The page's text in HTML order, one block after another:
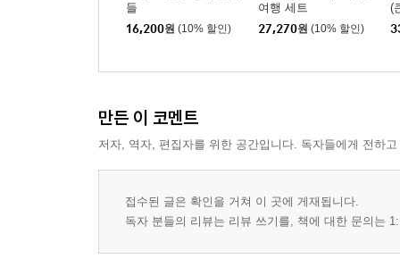
들
16,200원 (10% 할인)
여행 세트
27,270원 (10% 할인)
(
만든 이 코멘트
저자, 역자, 편집자를 위한 공간입니다. 독자들에게 전하
접수된 글은 확인을 거쳐 이 곳에 게재됩니다.
독자 분들의 리뷰는 리뷰 쓰기를, 책에 대한 문의는